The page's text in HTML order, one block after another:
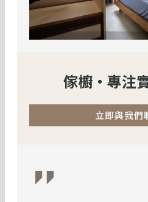
傢櫥・專注
立即與我們